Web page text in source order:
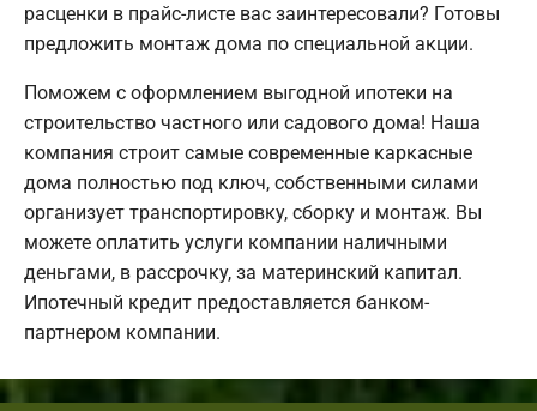
расценки в прайс-листе вас заинтересовали? Готовы
предложить монтаж дома по специальной акции.
Поможем с оформлением выгодной ипотеки на
строительство частного или садового дома! Наша
компания строит самые современные каркасные
дома полностью под ключ, собственными силами
организует транспортировку, сборку и монтаж. Вы
можете оплатить услуги компании наличными
деньгами, в рассрочку, за материнский капитал.
Ипотечный кредит предоставляется банком-
партнером компании.